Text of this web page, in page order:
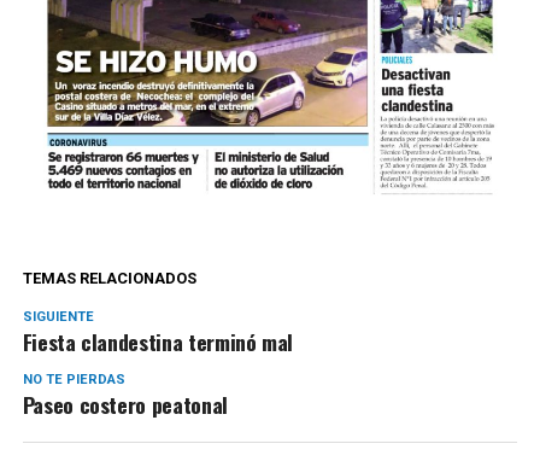
TEMAS RELACIONADOS
SIGUIENTE
Fiesta clandestina terminó mal
NO TE PIERDAS
Paseo costero peatonal